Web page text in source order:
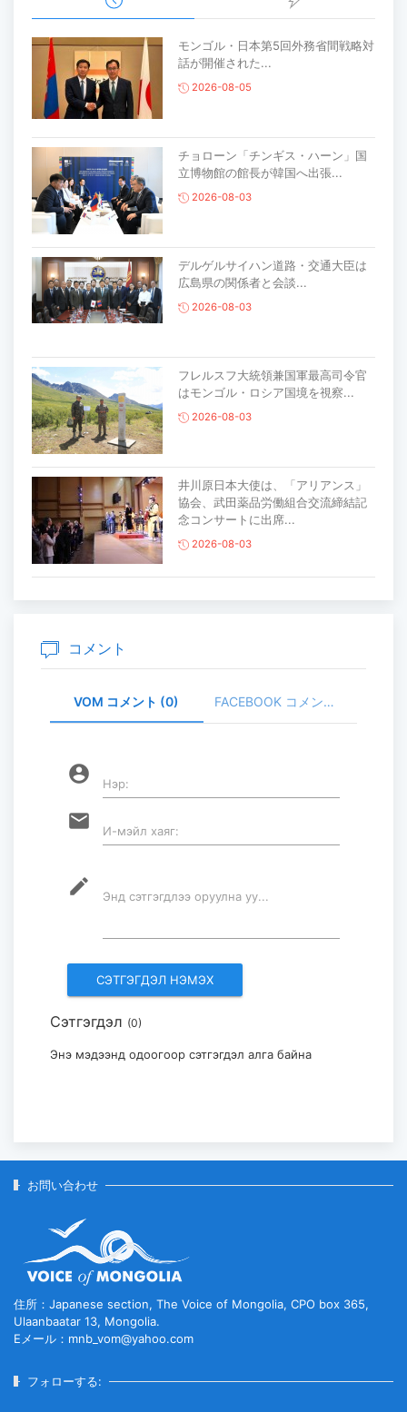
モンゴル・日本第5回外務省間戦略対
話が開催された...
2026-08-05
チョローン「チンギス・ハーン」国
立博物館の館長が韓国へ出張...
2026-08-03
デルゲルサイハン道路・交通大臣は
広島県の関係者と会談...
2026-08-03
フレルスフ大統領兼国軍最高司令官
はモンゴル・ロシア国境を視察...
2026-08-03
井川原日本大使は、「アリアンス」
協会、武田薬品労働組合交流締結記
念コンサートに出席...
2026-08-03
家畜頭数は約7800万頭に達する見通
し
訪問した...
2026-07-29
Mongolia and Japan」...
コメント
VOM コメント (0) FACEBOOK コメント (
account_circle Нэр:
email И-мэйл хаяг:
mode_edit Энд сэтгэгдлээ оруулна уу...
Сэтгэгдэл (0)
Энэ мэдээнд одоогоор сэтгэгдэл алга байна
お問い合わせ
住所：Japanese section, The Voice of Mongolia, CPO box 365,
Ulaanbaatar 13, Mongolia.
Eメール：mnb_vom@yahoo.com
フォローする: